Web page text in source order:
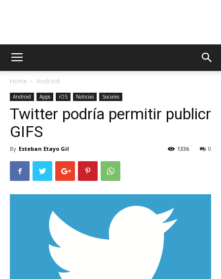
AppsTonic
Home Android
Android Apps iOS Noticias Sociales
Twitter podría permitir publicr
GIFS
By Esteban Etayo Gil 0
1336